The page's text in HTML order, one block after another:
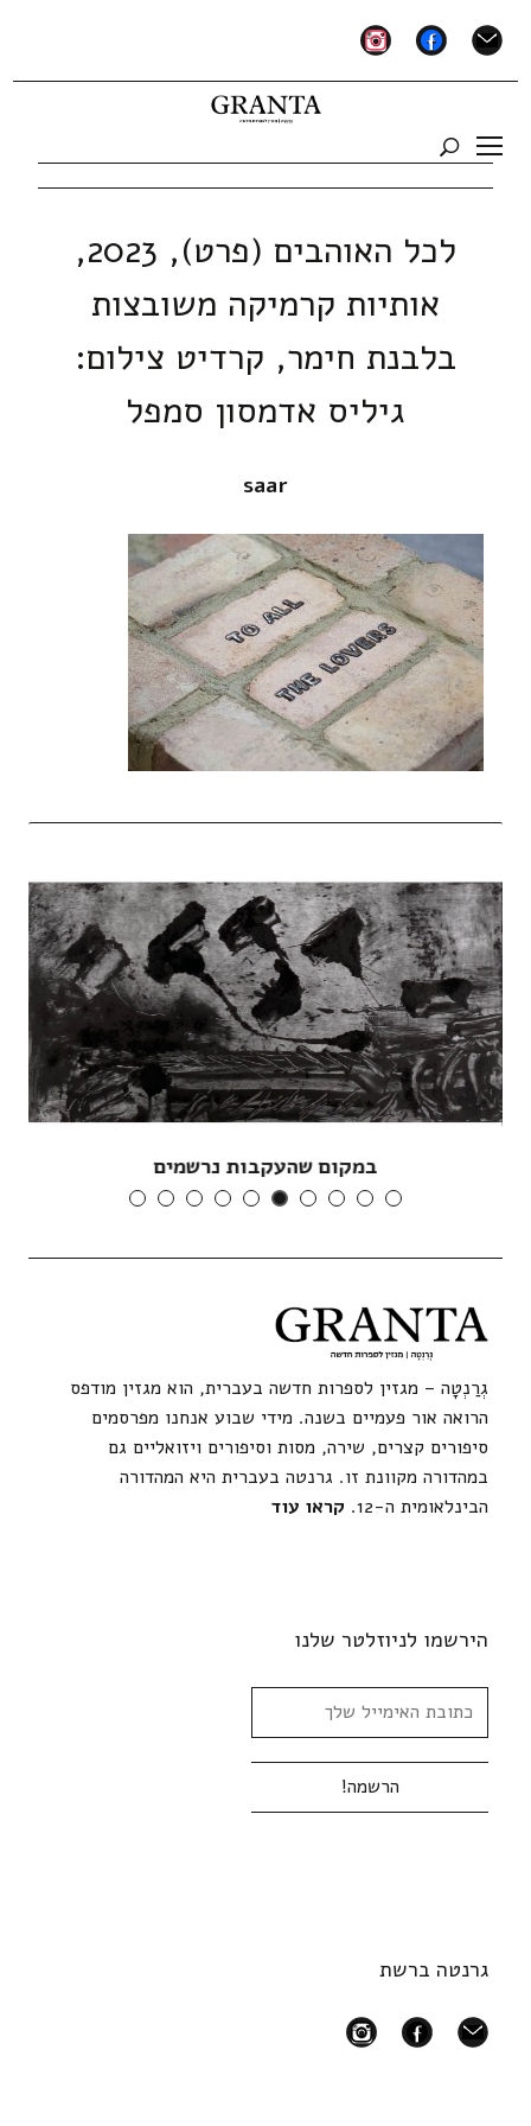
mail
facebook
instagram
לכל האוהבים (פרט), 2023,
אותיות קרמיקה משובצות
בלבנת חימר, קרדיט צילום:
גיליס אדמסון סמפל
saar
במקום שהעקבות נרשמים
גְרַנְטָה – מגזין לספרות חדשה בעברית, הוא מגזין מודפס
הרואה אור פעמיים בשנה. מידי שבוע אנחנו מפרסמים
סיפורים קצרים, שירה, מסות וסיפורים ויזואליים גם
במהדורה מקוונת זו. גרנטה בעברית היא המהדורה
הבינלאומית ה-12.
קראו עוד
הירשמו לניוזלטר שלנו
גרנטה ברשת
mail
facebook
instagram